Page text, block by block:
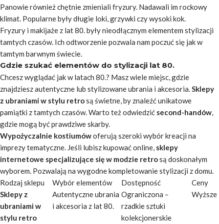
Panowie również chętnie zmieniali fryzury. Nadawali im rockowy
klimat. Popularne były długie loki, grzywki czy wysoki kok.
Fryzury i makijaże z lat 80. były nieodłącznym elementem stylizacji
tamtych czasów. Ich odtworzenie pozwala nam poczuć się jak w
tamtym barwnym świecie.
Gdzie szukać elementów do stylizacji lat 80.
Chcesz wyglądać jak w latach 80.? Masz wiele miejsc, gdzie
znajdziesz autentyczne lub stylizowane ubrania i akcesoria.Sklepy
z ubraniami w stylu retrosą świetne, by znaleźć unikatowe
pamiątki z tamtych czasów. Warto też odwiedzić second-handów,
gdzie mogą być prawdziwe skarby.
Wypożyczalnie kostiumówoferują szeroki wybór kreacji na
imprezy tematyczne. Jeśli lubisz kupować online, sklepy
internetowe specjalizujące się w modzie retrosą doskonałym
wyborem. Pozwalają na wygodne kompletowanie stylizacji z domu.
Rodzaj sklepu
Wybór elementów Dostępność
Ceny
Sklepy z
ubraniami w
stylu retro
Autentyczne ubrania
i akcesoria z lat 80.
Ograniczona –
rzadkie sztuki
kolekcjonerskie
Wyższe